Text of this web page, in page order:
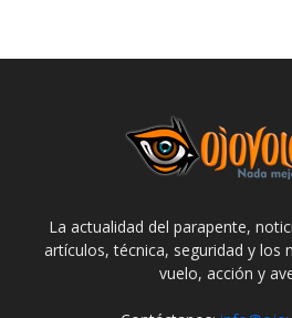
La actualidad del parapente,
artículos, técnica, seguridad y los
vuelo, acción y